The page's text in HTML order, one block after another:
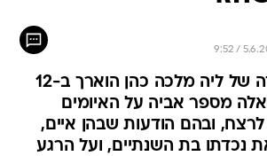
מעצרו של פרודה של ליה מלכה כהן הוארך ב-12
מספר אביה על האיומים
ובהם הודעות שבהן איים,
נכדתו בת השנתיים, ועל הרגע